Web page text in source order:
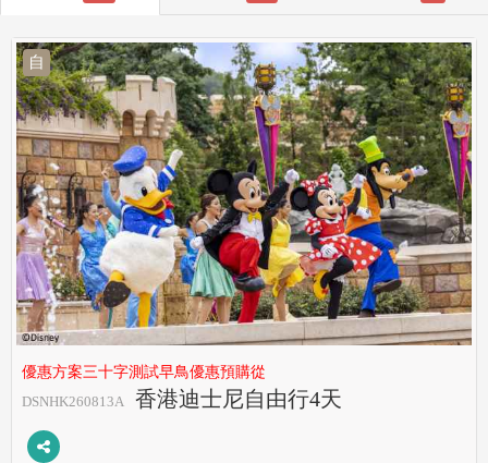
自
優惠方案三十字測試早鳥優惠預購從
DSNHK260813A
香港迪士尼自由行4天